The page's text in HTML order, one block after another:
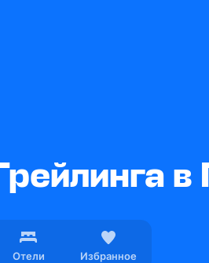
Отели Избранное